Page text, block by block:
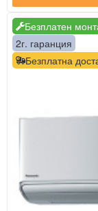
Безплатен
Безплатна
2г. гаранция